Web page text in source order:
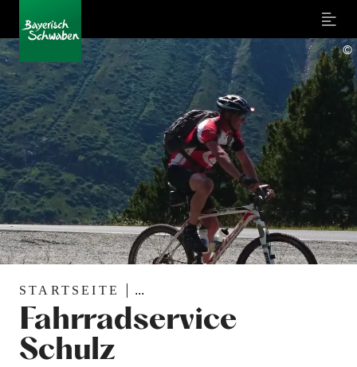
Menu
STARTSEITE ...
Fahrradservice
Schulz
©